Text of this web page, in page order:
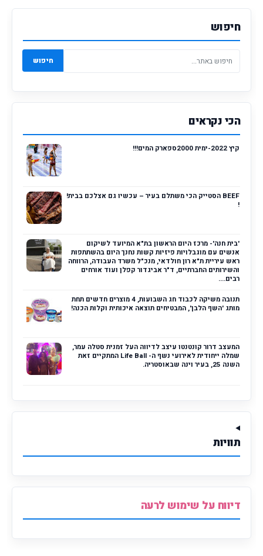
חיפוש
חיפוש
הכי נקראים
קיץ 2022-ימית 2000ספארק המים!!!
BEEF הסטייק הכי משתלם בעיר – עכשיו גם אצלכם בבית!
!
'בית חנה'- מרכז היום הראשון בת"א המיועד לשיקום
אנשים עם מוגבלויות פיזיות קשות נחנך היום בהשתתפות
ראש עיריית ת"א רון חולדאי, מנכ"ל משרד העבודה, הרווחה
והשירותים החברתיים, ד"ר אביגדור קפלן ועוד אורחים
רבים....
תנובה משיקה לכבוד חג השבועות, 4 מוצרים חדשים תחת
מותג 'השף הלבן', המבטיחים תוצאה איכותית וקלות הכנה!
המעצב דרור קונטנטו עיצב לדיווה העל זמנית סטלה עמר,
שמלה ייחודית לאירועי נשף ה- Life Ball המתקיים זאת
השנה 25, בעיר וינה שבאוסטריה.
תוויות
דיווח על שימוש לרעה